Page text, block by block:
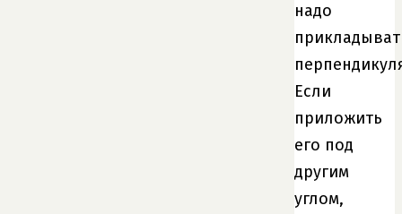
надо
Если
приложить
его под
другим
углом,